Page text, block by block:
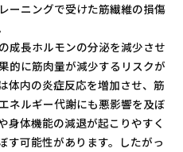
ーニングで受けた筋繊維の損傷
成長ホルモンの分泌を減少させ
的に筋肉量が減少するリスクが
体内の炎症反応を増加させ、筋
ネルギー代謝にも悪影響を及ぼ
身体機能の減退が起こりやすく
す可能性があります。したがっ